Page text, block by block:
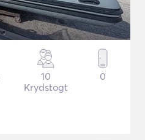
10
Krydstogt
0